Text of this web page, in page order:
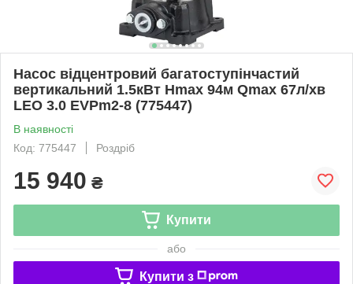
Насос відцентровий багатоступінчастий
вертикальний 1.5кВт Hmax 94м Qmax 67л/хв
LEO 3.0 EVPm2-8 (775447)
В наявності
Код: 775447
Роздріб
15 940 ₴
Купити
або
Купити з